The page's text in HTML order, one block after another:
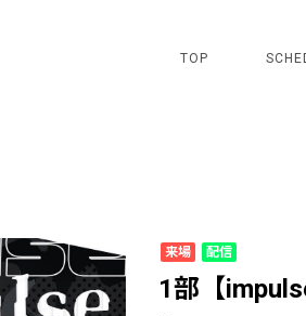
TOP
来場 配信
1部【